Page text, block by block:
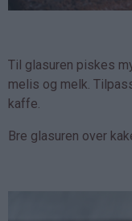
Til glasuren piskes
melis og melk.
kaffe.
Bre glasuren over